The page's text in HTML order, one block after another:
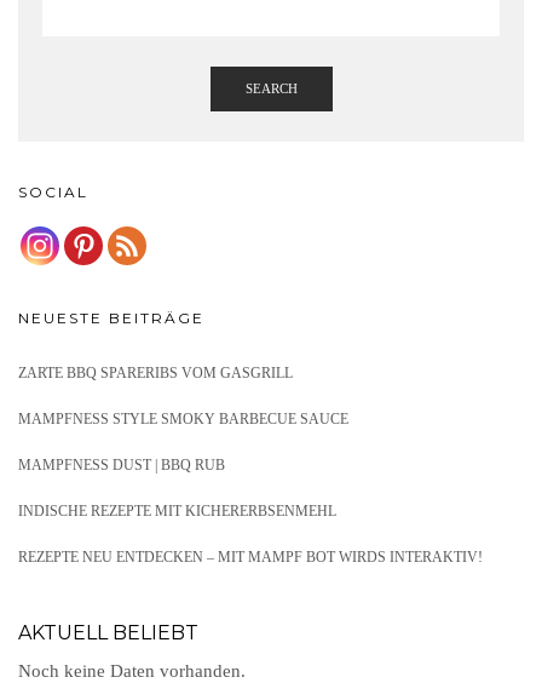
SEARCH
SOCIAL
NEUESTE BEITRÄGE
ZARTE BBQ SPARERIBS VOM GASGRILL
MAMPFNESS STYLE SMOKY BARBECUE SAUCE
MAMPFNESS DUST | BBQ RUB
INDISCHE REZEPTE MIT KICHERERBSENMEHL
REZEPTE NEU ENTDECKEN – MIT MAMPF BOT WIRDS INTERAKTIV!
AKTUELL BELIEBT
Noch keine Daten vorhanden.